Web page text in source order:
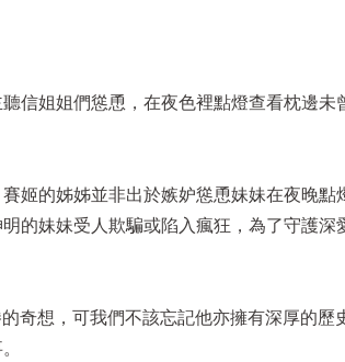
信姐姐們慫恿，在夜色裡點燈查看枕邊未
姬的姊姊並非出於嫉妒慫恿妹妹在夜晚點
的妹妹受人欺騙或陷入瘋狂，為了守護深
奇想，可我們不該忘記他亦擁有深厚的歷